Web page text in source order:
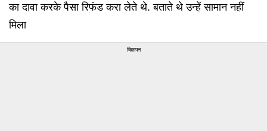
का दावा करके पैसा र‍िफंड करा लेते थे. बताते थे उन्हें सामान नहीं
म‍िला
विज्ञापन